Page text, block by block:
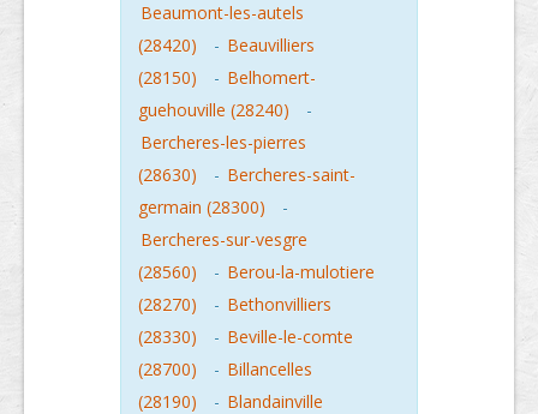
Beaumont-les-autels
(28420)
- Beauvilliers
(28150)
- Belhomert-
guehouville (28240)
-
Bercheres-les-pierres
(28630)
- Bercheres-saint-
germain (28300)
-
Bercheres-sur-vesgre
(28560)
- Berou-la-mulotiere
(28270)
- Bethonvilliers
(28330)
- Beville-le-comte
(28700)
- Billancelles
(28190)
- Blandainville